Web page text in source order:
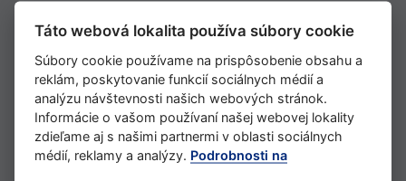
našimi zákazníkmi je pre nás obzvlášť dôležitá,
aby sme sa vyhli nejasnostiam pri návrhu
Súčasťou kompetencií PLC sa čoraz viac
stávajú aj úlohy súvisiace s bezpečnosťou
riadenia. Naši skúsení softvéroví dizajnéri
Táto webová lokalita používa súbory cookie
Súbory cookie používame na prispôsobenie obsahu a
reklám, poskytovanie funkcií sociálnych médií a
analýzu návštevnosti našich webových stránok.
Informácie o vašom používaní našej webovej lokality
zdieľame aj s našimi partnermi v oblasti sociálnych
médií, reklamy a analýzy. Podrobnosti na